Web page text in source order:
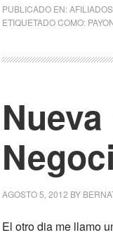
PUBLICADO EN:AFILIADOS
ETIQUETADO COMO:
AGOSTO 5, 2012 BY
El otro dia me llamo